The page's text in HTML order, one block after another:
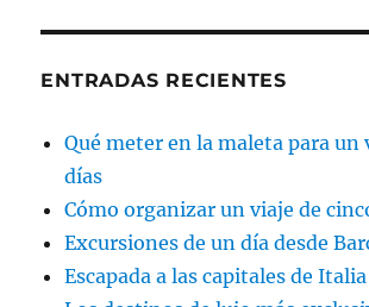
ENTRADAS RECIENTES
Qué meter en la maleta para un
días
Cómo organizar un viaje de
Excursiones de un día desde
Escapada a las capitales de Italia